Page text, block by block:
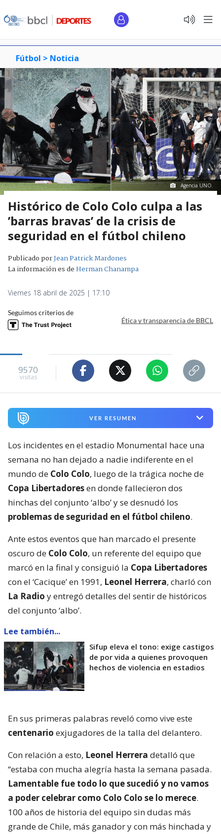
Fútbol > Noticia
Agencia UNO.
Histórico de Colo Colo culpa a las
’barras bravas’ de la crisis de
seguridad en el fútbol chileno
Publicado porJean Patrick Mardones
La información es deHerman Chanampa
Viernes 18 abril de 2025 | 17:10
Seguimos criterios de
Ética y transparencia de BBCL
9570
visitas
VER RESUMEN
Los incidentes en el estadio Monumental hace una
semana no han dejado a nadie indiferente en el
mundo de Colo Colo, luego de la trágica noche de
Copa Libertadoresen donde fallecieron dos
hinchas del conjunto ‘albo’ y se desnudó los
problemas de seguridad en el fútbol chileno.
Ante estos eventos que han marcado el presente
oscuro de Colo Colo, un referente del equipo que
marcó en la final y consiguió la Copa Libertadores
con el ‘Cacique’ en 1991, Leonel Herrera, charló con
La Radio y entregó detalles del sentir de históricos
del conjunto ‘albo’.
Lee también...
Sifup eleva el tono: exige castigos
de por vida a quienes provoquen
hechos de violencia en estadios
En sus primeras palabras reveló como vive este
centenario exjugadores de la talla del delantero.
Con relación a esto, Leonel Herrera detalló que
“estaba con mucha alegría hasta la semana pasada.
Lamentable fue todo lo que sucedió y no vamos
a poder celebrar como Colo Colo se lo merece.
100 años de historia del equipo sin dudas más
grande de Chile, más ganador y con más hinchada y